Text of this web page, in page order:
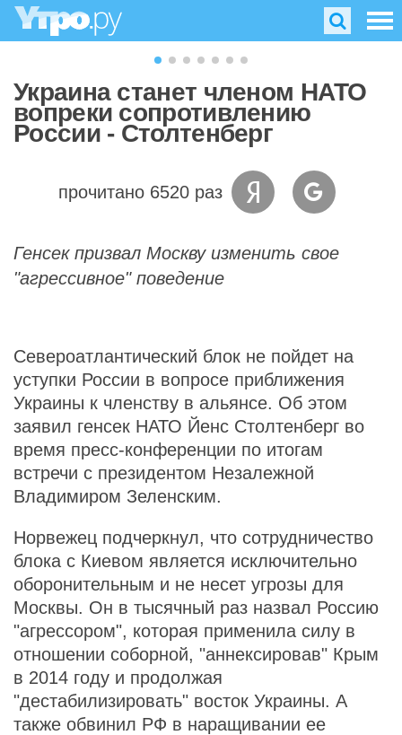
Украина станет членом НАТО
вопреки сопротивлению
России - Столтенберг
прочитано 6520 раз
Генсек призвал Москву изменить свое
"агрессивное" поведение
Североатлантический блок не пойдет на
уступки России в вопросе приближения
Украины к членству в альянсе. Об этом
заявил генсек НАТО Йенс Столтенберг во
время пресс-конференции по итогам
встречи с президентом Незалежной
Владимиром Зеленским.
Норвежец подчеркнул, что сотрудничество
блока с Киевом является исключительно
оборонительным и не несет угрозы для
Москвы. Он в тысячный раз назвал Россию
"агрессором", которая применила силу в
отношении соборной, "аннексировав" Крым
в 2014 году и продолжая
"дестабилизировать" восток Украины. А
также обвинил РФ в наращивании ее